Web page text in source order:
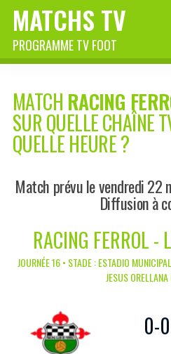
MATCHS TV
PROGRAMME TV FOOT
MATCH RACING
SUR QUELLE CHAÎNE
QUELLE HEURE ?
Match prévu le vendredi 22
Diffusion à
RACING FERROL -
JOURNÉE 16 • STADE : ESTADIO
JESUS
0-0